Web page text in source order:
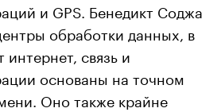
и GPS. Бенедикт Соджа
обработки данных, в
связь и
основаны на точном
Оно также крайне